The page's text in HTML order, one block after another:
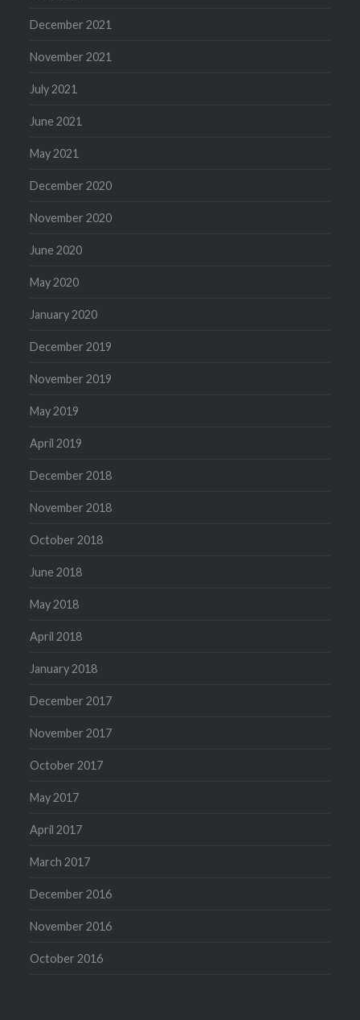
December 2021
November 2021
July 2021
June 2021
May 2021
December 2020
November 2020
June 2020
May 2020
January 2020
December 2019
November 2019
May 2019
April 2019
December 2018
November 2018
October 2018
June 2018
May 2018
April 2018
January 2018
December 2017
November 2017
October 2017
May 2017
April 2017
March 2017
December 2016
November 2016
October 2016